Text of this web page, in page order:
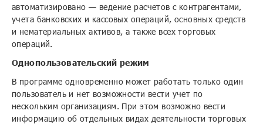
автоматизировано — ведение расчетов с контрагентами,
учета банковских и кассовых операций, основных средств
и нематериальных активов, а также всех торговых
операций.
Однопользовательский режим
В программе одновременно может работать только один
пользователь и нет возможности вести учет по
нескольким организациям. При этом возможно вести
информацию об отдельных видах деятельности торговых